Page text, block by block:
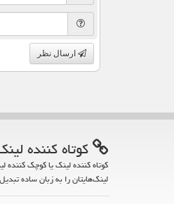
ارسال نظر
كوتاه كننده
کوتاه کننده لینک یا کوچک کننده
لینک‌هایتان را به زبان ساده